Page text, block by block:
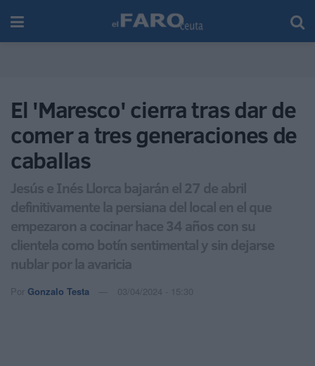
El 'Maresco' cierra tras dar de
comer a tres generaciones de
caballas
Jesús e Inés Llorca bajarán el 27 de abril
definitivamente la persiana del local en el que
empezaron a cocinar hace 34 años con su
clientela como botín sentimental y sin dejarse
nublar por la avaricia
Por Gonzalo Testa 03/04/2024 - 15:30